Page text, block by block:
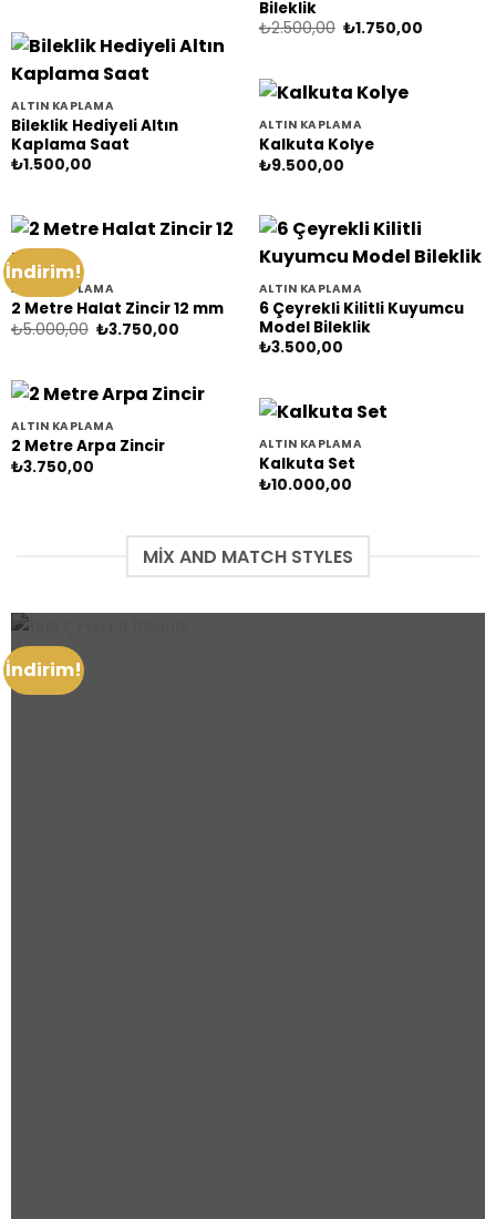
₺3.750,00.
Bileklik
₺2.500,00 Orijinal
₺1.750,00Şu
ALTIN KAPLAMA
Bileklik Hediyeli Altın
Kaplama Saat
₺1.500,00
ALTIN KAPLAMA
Kalkuta Kolye
₺9.500,00
İndirim!
ALTIN KAPLAMA
2 Metre Halat Zincir 12 mm
₺5.000,00 Orijinal
₺3.750,00Şu
ALTIN KAPLAMA
6 Çeyrekli Kilitli Kuyumcu
Model Bileklik
₺3.500,00
ALTIN KAPLAMA
2 Metre Arpa Zincir
₺3.750,00
ALTIN KAPLAMA
Kalkuta Set
₺10.000,00
MIX AND MATCH STYLES
İndirim!